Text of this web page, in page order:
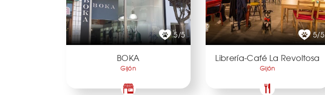
5/5
BOKA
Gijón
5/5
Librería-Café La Revoltosa
Gijón